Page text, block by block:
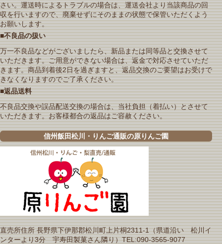
さい。運送時によるトラブルの場合は、運送会社より当該商品の回
収を行いますので、廃棄せずにそのままの状態で保管いただくよう
お願いします。
■不良品の扱い
万一不良品などがございましたら、新品または同等品と交換させて
いただきます。ご用意ができない場合は、返金で対応させていただ
きます。商品到着後2日を過ぎますと、返品交換のご要望はお受けで
きなくなりますのでご了承ください。
■返品送料
不良品交換や誤品配送交換の場合は、当社負担（着払い）とさせて
いただきます。お客様都合の返品はご容赦ください。
信州飯田松川・りんご通販の原りんご園
直売所住所 長野県下伊那郡松川町上片桐2311-1（県道沿い 松川イ
ンターより3分 宇寿田製菓さん隣り）TEL:090-3565-9077